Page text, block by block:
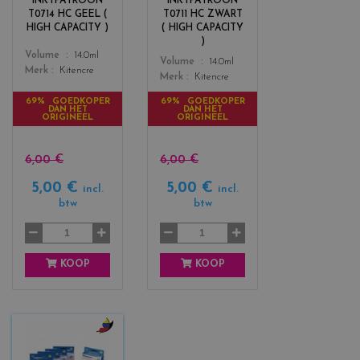
T0714 HC GEEL (
HIGH CAPACITY )
Color
s
_
o
Volume
14.0ml
Merk
Kitencre
69% GOEDKOPER
DAN HET
ORIGINEEL
6,00 €
5,00 €
incl.
btw
KOOP
T0711 HC ZWART
( HIGH CAPACITY
)
Color
s
_
l
k
Volume
14.0ml
Merk
Kitencre
69% GOEDKOPER
DAN HET
ORIGINEEL
6,00 €
5,00 €
incl.
btw
KOOP